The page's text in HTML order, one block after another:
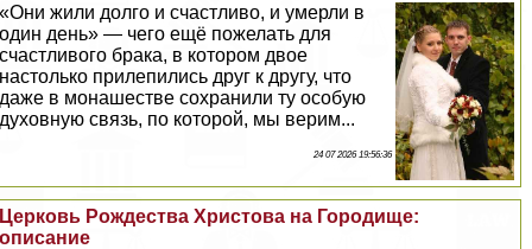
«Они жили долго и счастливо, и умерли в
один день» — чего ещё пожелать для
счастливого бpaка, в котором двое
настолько прилепились друг к другу, что
даже в монашестве сохранили ту особую
духовную связь, по которой, мы верим...
24 07 2026 19:56:36
Церковь Рождества Христова на Городище:
описание